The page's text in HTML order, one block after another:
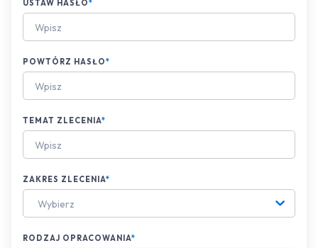
USTAW HASŁO*
POWTÓRZ HASŁO*
TEMAT ZLECENIA*
ZAKRES ZLECENIA*
Wybierz
RODZAJ OPRACOWANIA*